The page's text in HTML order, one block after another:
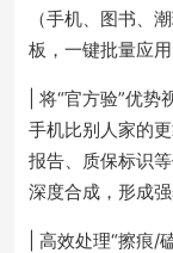
（手机、图书、
板，一键批量应
| 将“官方验”优
手机比别人家的
报告、质保标识
深度合成，形成强
| 高效处理“擦痕